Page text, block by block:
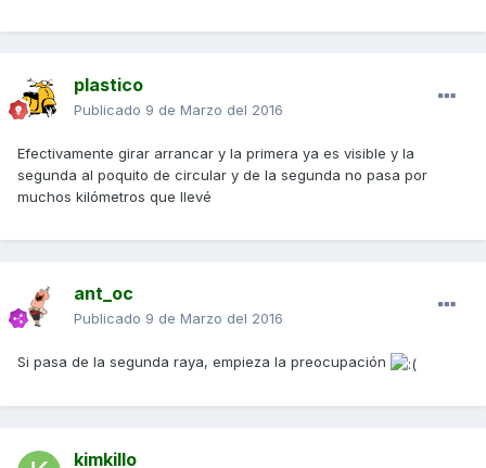
plastico
Publicado 9 de Marzo del 2016
Efectivamente girar arrancar y la primera ya es visible y la
segunda al poquito de circular y de la segunda no pasa por
muchos kilómetros que llevé
ant_oc
Publicado 9 de Marzo del 2016
Si pasa de la segunda raya, empieza la preocupación
kimkillo